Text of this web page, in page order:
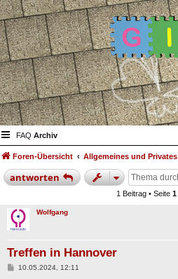
FAQ Archiv
Foren-Übersicht Allgemeines und Privates
antworten
1 Beitrag • Seite 1
Wolfgang
Treffen in Hannover
B10.05.2024, 12:11